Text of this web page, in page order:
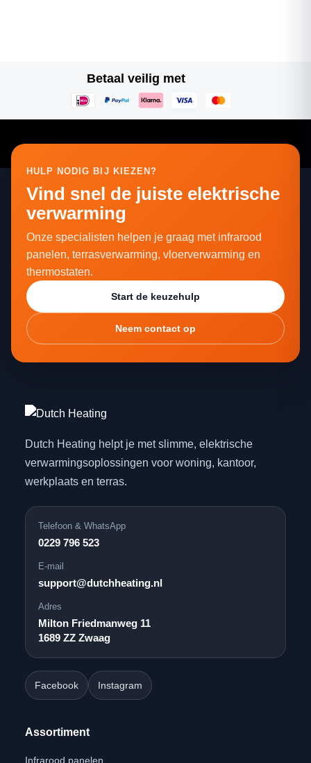
Betaal veilig met
HULP NODIG BIJ KIEZEN?
Vind snel de juiste elektrische
verwarming
Onze specialisten helpen je graag met infrarood
panelen, terrasverwarming, vloerverwarming en
thermostaten.
Start de keuzehulp
Neem contact op
Dutch Heating helpt je met slimme, elektrische
verwarmingsoplossingen voor woning, kantoor,
werkplaats en terras.
Telefoon & WhatsApp
0229 796 523
E-mail
support@dutchheating.nl
Adres
Milton Friedmanweg 11
1689 ZZ Zwaag
Facebook Instagram
Assortiment
Infrarood panelen